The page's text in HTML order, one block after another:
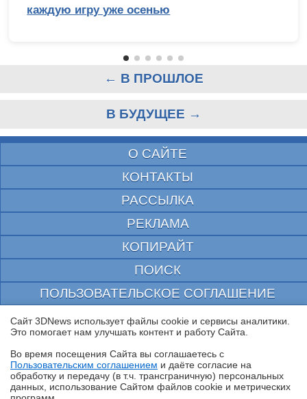
каждую игру уже осенью
← В ПРОШЛОЕ
В БУДУЩЕЕ →
О САЙТЕ
КОНТАКТЫ
РАССЫЛКА
РЕКЛАМА
КОПИРАЙТ
ПОИСК
ПОЛЬЗОВАТЕЛЬСКОЕ СОГЛАШЕНИЕ
ЗАЩИЩЕНО CURATOR
© 1997—2026 Электронное периодическое издание "3ДНьюс" | Свидетельство о
выдано Федеральной Службой по надзору за соблюдением законодательства в сфере
массовых коммуникаций и охране культурного наследия
При цитировании документа ссылка на сайт с указанием автора обязательна. Полное
заимствование документа является нарушением
российского и международного законодательства и возможно только с согласия
Сайт 3DNews использует файлы cookie и сервисы аналитики.
Это помогает нам улучшать контент и работу Cайта.
Во время посещения Cайта вы соглашаетесь с
Пользовательским соглашением и даёте согласие на
обработку и передачу (в т.ч. трансграничную) персональных
данных, использование Cайтом файлов cookie и метрических